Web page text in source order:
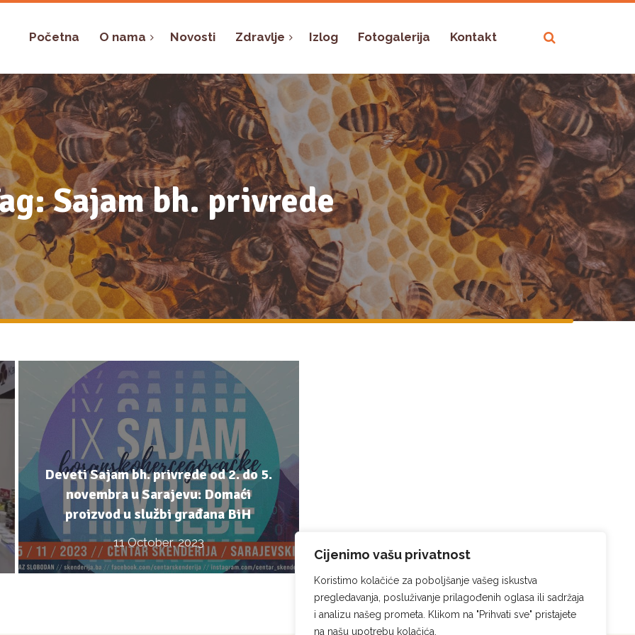
Cijenimo vašu privatnost
Koristimo kolačiće za poboljšanje vašeg iskustva
pregledavanja, posluživanje prilagođenih oglasa ili sadržaja
i analizu našeg prometa. Klikom na "Prihvati sve" pristajete
na našu upotrebu kolačića.
Početna O nama Novosti Zdravlje Izlog Fotogalerija Kontakt
Sajam bh. privrede
Deveti Sajam bh. privrede od 2. do 5.
novembra u Sarajevu: Domaći
proizvod u službi građana BiH
11 October, 2023